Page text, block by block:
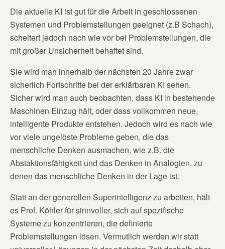
Die aktuelle KI ist gut für die Arbeit in geschlossenen
Systemen und Problemstellungen geeignet (z.B Schach),
scheitert jedoch nach wie vor bei Problemstellungen, die
mit großer Unsicherheit behaftet sind.
Sie wird man innerhalb der nächsten 20 Jahre zwar
sicherlich Fortschritte bei der erklärbaren KI sehen.
Sicher wird man auch beobachten, dass KI in bestehende
Maschinen Einzug hält, oder dass vollkommen neue,
intelligente Produkte entstehen. Jedoch wird es nach wie
vor viele ungelöste Probleme geben, die das
menschliche Denken ausmachen, wie z.B. die
Abstaktionsfähigkeit und das Denken in Analogien, zu
denen das menschliche Denken in der Lage ist.
Statt an der generellen Superintelligenz zu arbeiten, hält
es Prof. Köhler für sinnvoller, sich auf spezifische
Systeme zu konzentrieren, die definierte
Problemstellungen lösen. Vermutlich werden wir statt